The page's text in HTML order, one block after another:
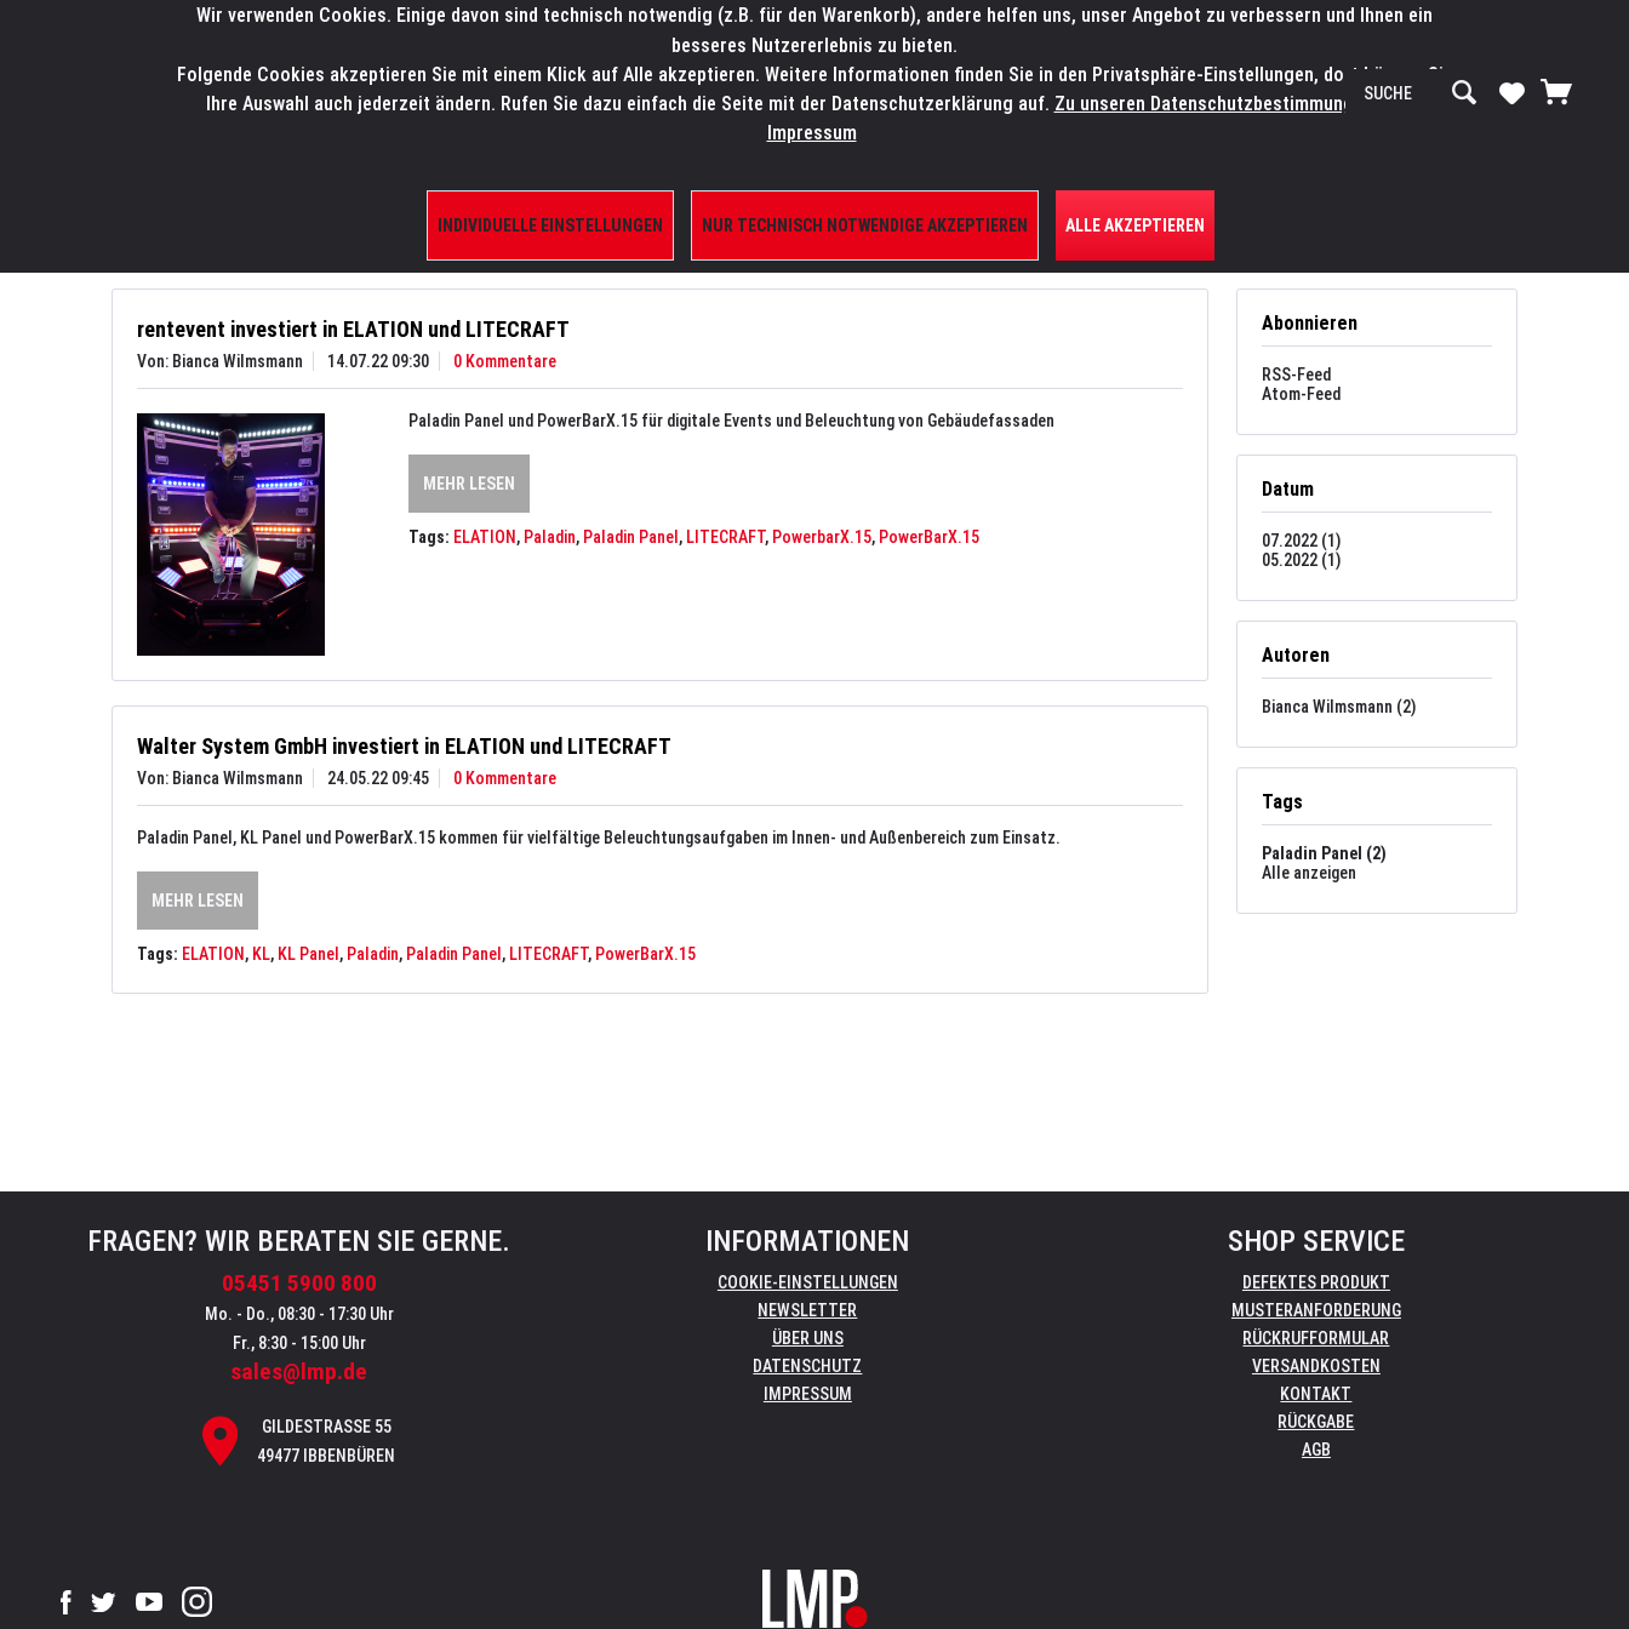
SALES-HOTLINE: +49 5451 5900-800 24/7: sales@lmp.de SERVICE-WERKSTATT Service/Hilfe
HOME PRODUKTE/SHOP MARKEN AKTUELLES SERVICE ÜBER UNS
Abonnieren
RSS-Feed
Atom-Feed
Datum
07.2022 (1)
05.2022 (1)
Autoren
Bianca Wilmsmann (2)
Tags
Paladin Panel (2)
Alle anzeigen
rentevent investiert in ELATION und LITECRAFT
Von: Bianca Wilmsmann 14.07.22 09:30 0 Kommentare
Paladin Panel und PowerBarX.15 für digitale Events und Beleuchtung von Gebäudefassaden
MEHR LESEN
Tags: ELATION , Paladin, Paladin Panel , LITECRAFT, PowerbarX.15, PowerBarX.15
Walter System GmbH investiert in ELATION und LITECRAFT
Von: Bianca Wilmsmann 24.05.22 09:45 0 Kommentare
Paladin Panel, KL Panel und PowerBarX.15 kommen für vielfältige Beleuchtungsaufgaben im Innen- und Außenbereich zum Einsatz.
MEHR LESEN
Tags: ELATION , KL, KL Panel , Paladin, Paladin Panel , LITECRAFT, PowerBarX.15
FRAGEN? WIR BERATEN SIE GERNE.
05451 5900 800
Mo. - Do., 08:30 - 17:30 Uhr
Fr., 8:30 - 15:00 Uhr
sales@lmp.de
GILDESTRASSE 55
49477 IBBENBÜREN
INFORMATIONEN
COOKIE-EINSTELLUNGEN
NEWSLETTER
ÜBER UNS
DATENSCHUTZ
IMPRESSUM
SHOP SERVICE
DEFEKTES PRODUKT
MUSTERANFORDERUNG
RÜCKRUFFORMULAR
VERSANDKOSTEN
KONTAKT
RÜCKGABE
AGB
Wir verwenden Cookies. Einige davon sind technisch notwendig (z.B. für den Warenkorb), andere helfen uns, unser Angebot zu verbessern und Ihnen ein
besseres Nutzererlebnis zu bieten.
Folgende Cookies akzeptieren Sie mit einem Klick auf Alle akzeptieren. Weitere Informationen finden Sie in den Privatsphäre-Einstellungen, dort können Sie
Ihre Auswahl auch jederzeit ändern. Rufen Sie dazu einfach die Seite mit der Datenschutzerklärung auf. Zu unseren Datenschutzbestimmungen. Zum
Impressum
INDIVIDUELLE EINSTELLUNGEN NUR TECHNISCH NOTWENDIGE AKZEPTIEREN ALLE AKZEPTIEREN